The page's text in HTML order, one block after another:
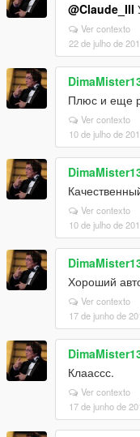
@Claude_III
Ver contexto
22 de julho de
Плюс и еще
Ver contexto
10 de julho de
Ver contexto
10 de julho de
Хороший
Ver contexto
17 de junho de
Клаассс.
Ver contexto
17 de junho de